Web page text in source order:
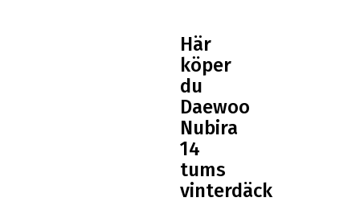
Här
köper
du
Daewoo
Nubira
14
tums
vinterdäck